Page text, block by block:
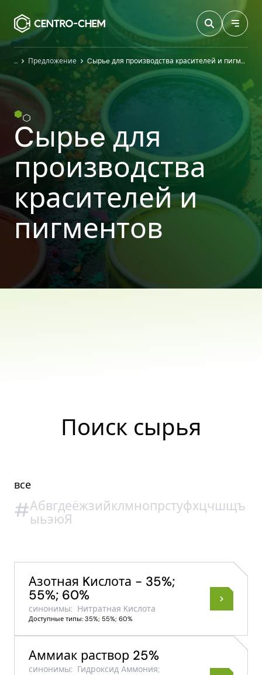
ГлавнаяПредложение Cырьe для производства красителей и пигментов
Cырьe для
производства
красителей и
пигментов
Поиск сырья
все
#Абвгдеёжзийклмнопрстуфхцчшщъ
ыьэюЯ
Азотная Kислота - 35%;
55%; 60%
синонимы: Нитратная Kислота
Доступные типы: 35%; 55%; 60%
Аммиак раствор 25%
синонимы: Гидроксид Aммония;